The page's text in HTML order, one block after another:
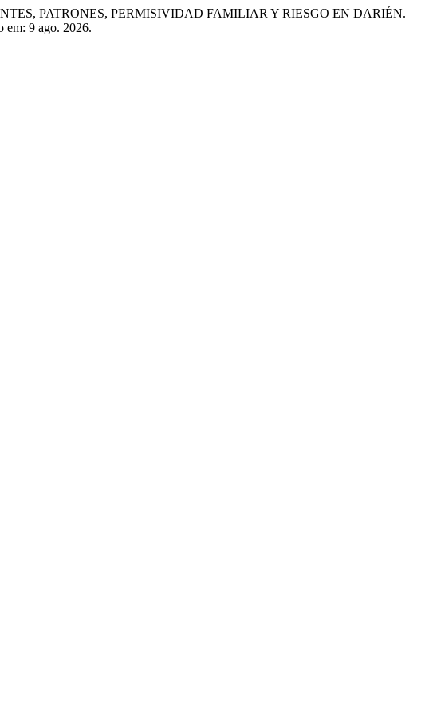
PATRONES, PERMISIVIDAD FAMILIAR Y RIESGO EN DARIÉN.
em: 9 ago. 2026.